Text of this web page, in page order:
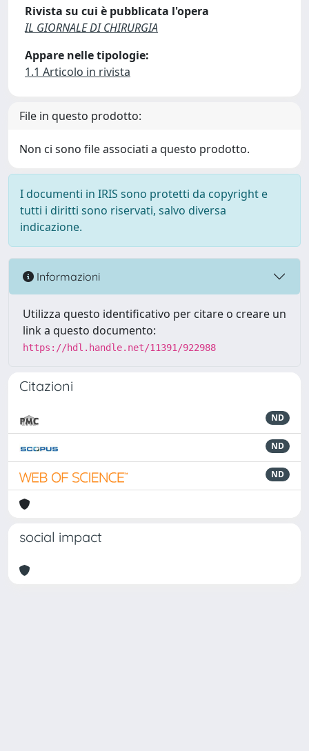
Rivista su cui è pubblicata l'opera
IL GIORNALE DI CHIRURGIA
Appare nelle tipologie:
1.1 Articolo in rivista
File in questo prodotto:
Non ci sono file associati a questo prodotto.
I documenti in IRIS sono protetti da copyright e
tutti i diritti sono riservati, salvo diversa
indicazione.
Informazioni
Utilizza questo identificativo per citare o creare un
link a questo documento:
https://hdl.handle.net/11391/922988
Citazioni
ND
ND
ND
social impact